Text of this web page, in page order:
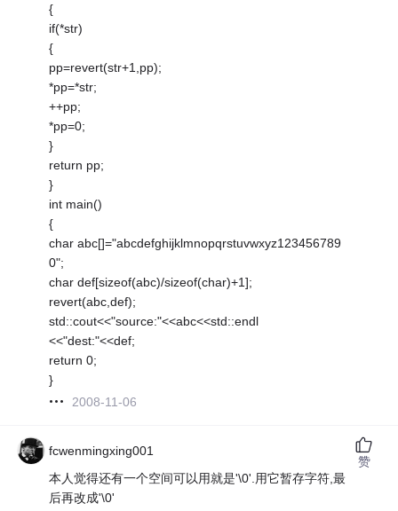
{
if(*str)
{
pp=revert(str+1,pp);
*pp=*str;
++pp;
*pp=0;
}
return pp;
}
int main()
{
char abc[]="abcdefghijklmnopqrstuvwxyz123456789
0";
char def[sizeof(abc)/sizeof(char)+1];
revert(abc,def);
std::cout<<"source:"<<abc<<std::endl
<<"dest:"<<def;
return 0;
}
2008-11-06
fcwenmingxing001
本人觉得还有一个空间可以用就是'\0'.用它暂存字符,最
后再改成'\0'
赞